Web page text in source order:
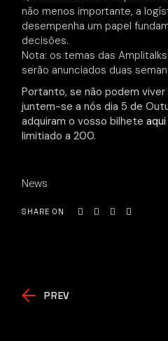
não menos importante, a
desempenha um papel
decisões.
Nota: os temas das
serão anunciados duas
Portanto, se não podem
juntem-se a nós dia 5 de
adquiram o vosso bilheteaqui
limitiado a 200.
News
SHARE ON
PREV